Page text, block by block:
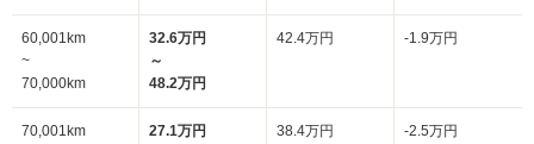
60,001km
~
70,000km
32.6万円
～
48.2万円
42.4万円 -1.9万円
70,001km
27.1万円
38.4万円 -2.5万円